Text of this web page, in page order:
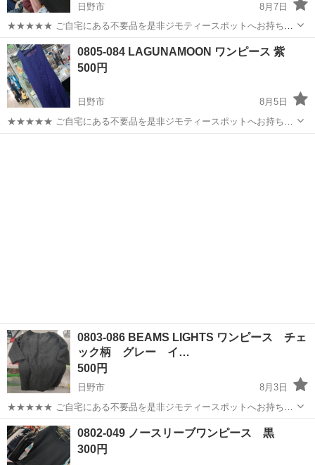
日野市
8月7日
★★★★★ ご自宅にある不要品を是非ジモティースポットへお持ち込
みしませんか？ 家電や家具、レジャー用品などが無料でまとめて持ち
込めます！ ※詳細はこちらのページをご確認ください。
https://jmty.jp/a...
東京 日野市
0805-084 LAGUNAMOON ワンピース 紫
500円
日野市
8月5日
★★★★★ ご自宅にある不要品を是非ジモティースポットへお持ち込
みしませんか？ 家電や家具、レジャー用品などが無料でまとめて持ち
0803-086 BEAMS LIGHTS ワンピース チェ
ック柄 グレー イ…
500円
日野市
8月3日
★★★★★ ご自宅にある不要品を是非ジモティースポットへお持ち込
みしませんか？ 家電や家具、レジャー用品などが無料でまとめて持ち
込めます！ ※詳細はこちらのページをご確認ください。
https://jmty.jp/a...
東京 日野市 現地
0802-049 ノースリーブワンピース 黒
300円